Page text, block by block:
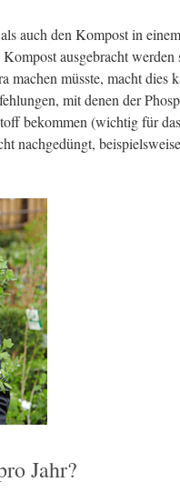
auch den Kompost in
ausgebracht werden
machen müsste, macht dies
mit denen der
bekommen (wichtig für
nachgedüngt,
Jahr?